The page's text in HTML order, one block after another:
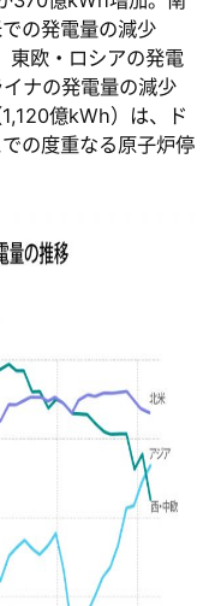
の発電量の減少
東欧・ロシアの発電
ナの発電量の減少
億kWh）は、ド
の度重なる原子炉停